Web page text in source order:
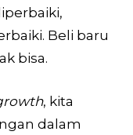
Beli baru
bisa.
, kita
dalam